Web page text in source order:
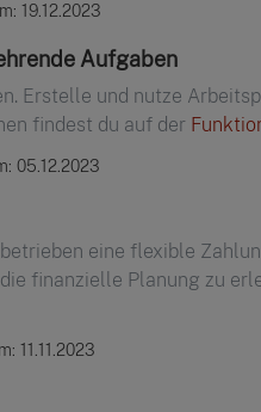
19.12.2023
Aufgaben
Erstelle und nutze
findest du auf der
05.12.2023
eine flexible
finanzielle Planung zu
11.11.2023